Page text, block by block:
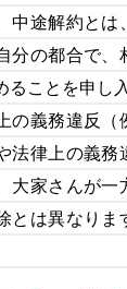
中途解約とは
分の都合で、
ることを申し
の義務違反（
法律上の義務
大家さんが一
とは異なりま